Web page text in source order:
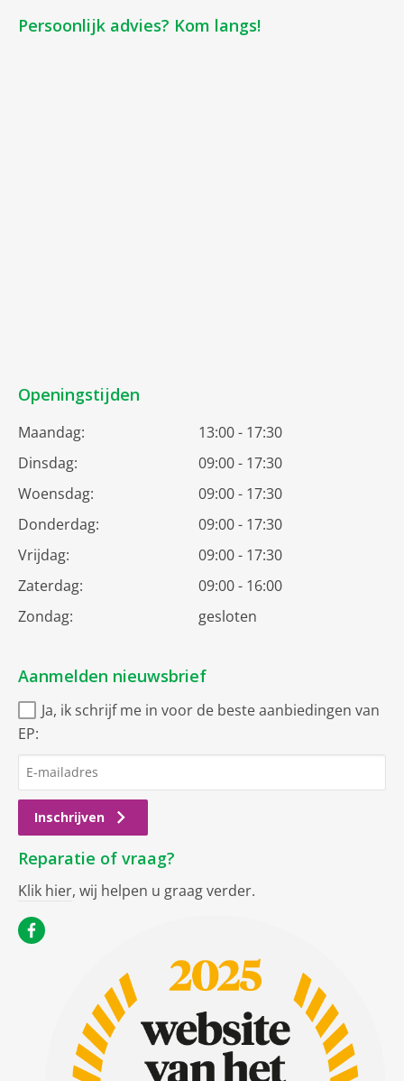
Persoonlijk advies? Kom langs!
Openingstijden
Maandag:
13:00 - 17:30
Dinsdag:
09:00 - 17:30
Woensdag:
09:00 - 17:30
Donderdag:
09:00 - 17:30
Vrijdag:
09:00 - 17:30
Zaterdag:
09:00 - 16:00
Zondag:
gesloten
Aanmelden nieuwsbrief
Ja, ik schrijf me in voor de beste aanbiedingen van
EP:
Inschrijven
Reparatie of vraag?
Klik hier, wij helpen u graag verder.